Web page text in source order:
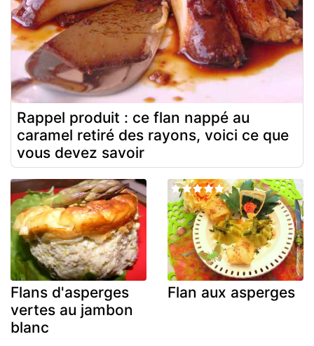
Rappel produit : ce flan nappé au
caramel retiré des rayons, voici ce que
vous devez savoir
Flans d'asperges
vertes au jambon
blanc
Flan aux asperges